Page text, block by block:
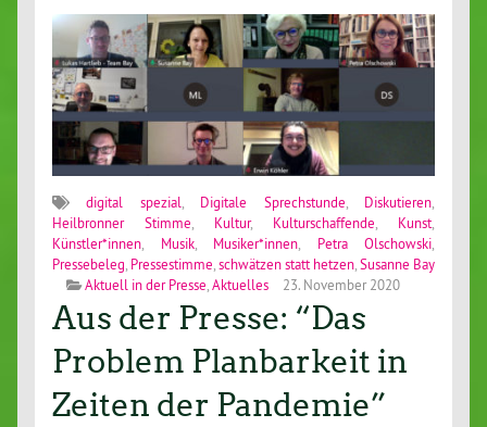
digital spezial, Digitale Sprechstunde, Diskutieren,
Heilbronner Stimme, Kultur, Kulturschaffende, Kunst,
Künstler*innen, Musik, Musiker*innen, Petra Olschowski,
Pressebeleg, Pressestimme,schwätzen statt hetzen,Susanne Bay
Aktuell in der Presse,Aktuelles 23. November 2020
Aus der Presse: “Das
Problem Planbarkeit in
Zeiten der Pandemie”